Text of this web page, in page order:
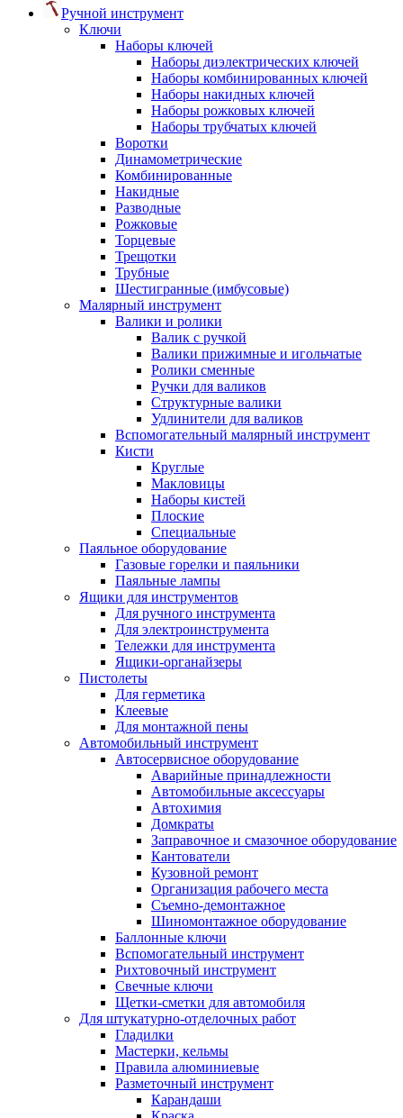
Ручной инструмент
Ключи
Наборы ключей
Наборы диэлектрических ключей
Наборы комбинированных ключей
Наборы накидных ключей
Наборы рожковых ключей
Наборы трубчатых ключей
Воротки
Динамометрические
Комбинированные
Накидные
Разводные
Рожковые
Торцевые
Трещотки
Трубные
Шестигранные (имбусовые)
Малярный инструмент
Валики и ролики
Валик с ручкой
Валики прижимные и игольчатые
Ролики сменные
Ручки для валиков
Структурные валики
Удлинители для валиков
Вспомогательный малярный инструмент
Кисти
Круглые
Макловицы
Наборы кистей
Плоские
Специальные
Паяльное оборудование
Газовые горелки и паяльники
Паяльные лампы
Ящики для инструментов
Для ручного инструмента
Для электроинструмента
Тележки для инструмента
Ящики-органайзеры
Пистолеты
Для герметика
Клеевые
Для монтажной пены
Автомобильный инструмент
Автосервисное оборудование
Аварийные принадлежности
Автомобильные аксессуары
Автохимия
Домкраты
Заправочное и смазочное оборудование
Кантователи
Кузовной ремонт
Организация рабочего места
Съемно-демонтажное
Шиномонтажное оборудование
Баллонные ключи
Вспомогательный инструмент
Рихтовочный инструмент
Свечные ключи
Щетки-сметки для автомобиля
Для штукатурно-отделочных работ
Гладилки
Мастерки, кельмы
Правила алюминиевые
Разметочный инструмент
Карандаши